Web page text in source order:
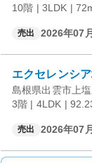
10階 | 3LDK |
売出 2026年07月
エクセレンシ
島根県出雲市上
3階 | 4LDK |
売出 2026年07月